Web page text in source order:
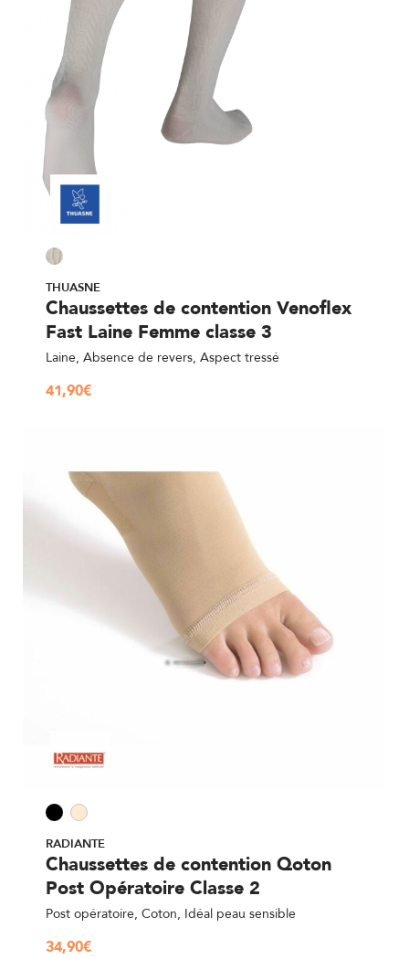
THUASNE
Chaussettes de contention Venoflex
Fast Laine Femme classe 3
Laine, Absence de revers, Aspect tressé
41,90€
RADIANTE
Chaussettes de contention Qoton
Post Opératoire Classe 2
Post opératoire, Coton, Idéal peau sensible
34,90€